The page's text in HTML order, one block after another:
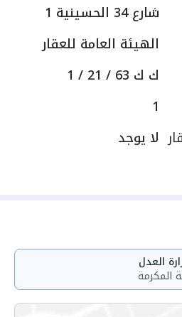
شارع 34 الحسينية 1
الهيئة العامة للعقار
ك ك 63 / 21 / 1
1
لا يوجد
العدل
المكرمة